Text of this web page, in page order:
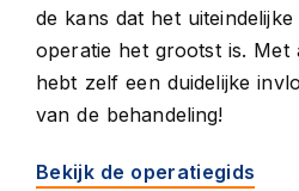
de kans dat het
operatie het grootst is. Met
hebt zelf een duidelijke
van de behandeling!
Bekijk de operatiegids